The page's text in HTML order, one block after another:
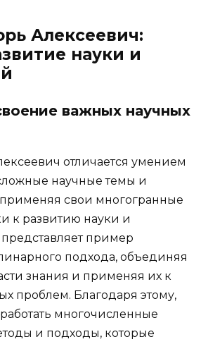
Алексеевич:
науки и
важных научных
отличается умением
научные темы и
свои многогранные
к развитию науки и
пример
подхода, объединяя
знания и применяя их к
проблем. Благодаря этому,
многочисленные
и подходы, которые